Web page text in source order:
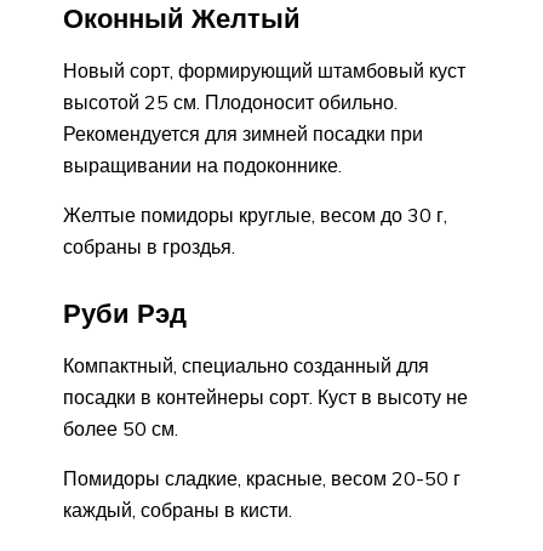
Оконный Желтый
Новый сорт, формирующий штамбовый куст
высотой 25 см. Плодоносит обильно.
Рекомендуется для зимней посадки при
выращивании на подоконнике.
Желтые помидоры круглые, весом до 30 г,
собраны в гроздья.
Руби Рэд
Компактный, специально созданный для
посадки в контейнеры сорт. Куст в высоту не
более 50 см.
Помидоры сладкие, красные, весом 20-50 г
каждый, собраны в кисти.